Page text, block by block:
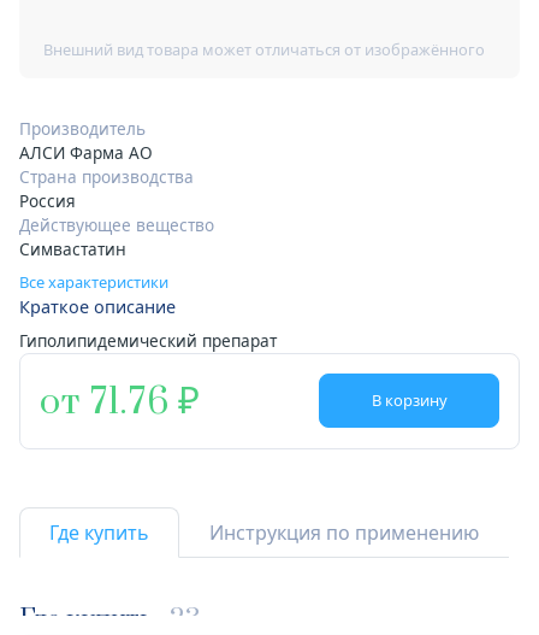
Производитель
АЛСИ Фарма АО
Страна производства
Россия
Действующее вещество
Симвастатин
Все характеристики
Краткое описание
Гиполипидемический препарат
от 71.76 В корзину
Где купить Инструкция по применению
Где купить 23